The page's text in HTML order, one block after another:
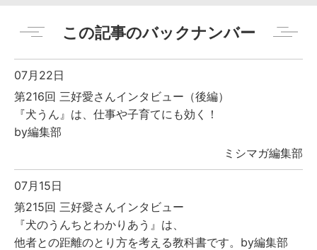
この記事のバックナンバー
07月22日
第216回 三好愛さんインタビュー（後編）
『犬うん』は、仕事や子育てにも効く！
by編集部
ミシマガ編集部
07月15日
第215回 三好愛さんインタビュー
『犬のうんちとわかりあう』は、
他者との距離のとり方を考える教科書です。by編集部